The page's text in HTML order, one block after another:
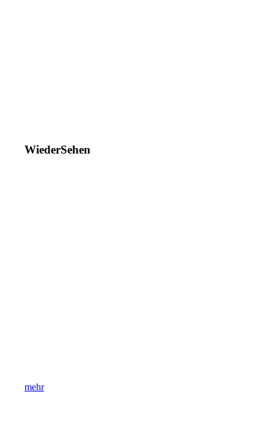
WiederSehen
mehr